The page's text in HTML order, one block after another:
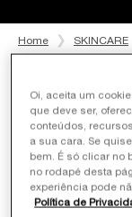
Home SKINCARE
LANÇAMENTO
Oi, aceita um
que deve ser,
conteúdos,
a sua cara. Se
bem. É só clicar no
no rodapé desta
experiência pode
Política de